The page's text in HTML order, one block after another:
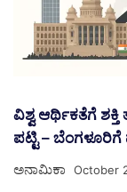
ವಿಶ್ವ ಆರ್ಥಿಕತೆಗೆ
ಪಟ್ಟಿ – ಬೆಂಗಳೂರಿಗೆ
ಅನಾಮಿಕಾ October